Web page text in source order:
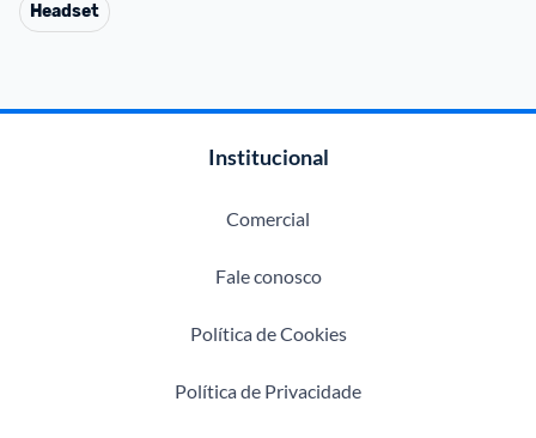
Headset
Institucional
Comercial
Fale conosco
Política de Cookies
Política de Privacidade